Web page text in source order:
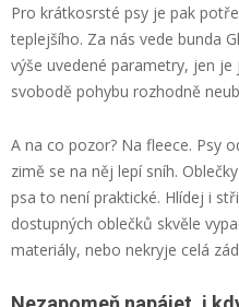
Pro krátkosrsté psy je pak
teplejšího. Za nás vede bunda
výše uvedené parametry, jen
svobodě pohybu rozhodně
A na co pozor? Na fleece. Psy
zimě se na něj lepí sníh.
psa to není praktické. Hlídej i
dostupných oblečků skvěle
materiály, nebo nekryje celá